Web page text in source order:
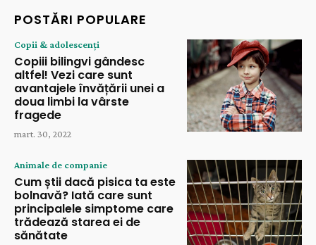
POSTĂRI POPULARE
Copii & adolescenți
Copiii bilingvi gândesc
altfel! Vezi care sunt
avantajele învățării unei a
doua limbi la vârste
fragede
mart. 30, 2022
Animale de companie
Cum știi dacă pisica ta este
bolnavă? Iată care sunt
principalele simptome care
trădează starea ei de
sănătate